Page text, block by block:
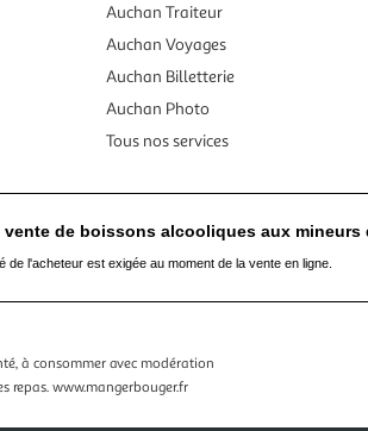
Auchan Traiteur
Auchan Voyages
Auchan Billetterie
Auchan Photo
Tous nos services
de boissons alcooliques aux mineurs
de l'acheteur est exigée au moment de la vente en ligne.
à consommer avec modération
repas. www.mangerbouger.fr